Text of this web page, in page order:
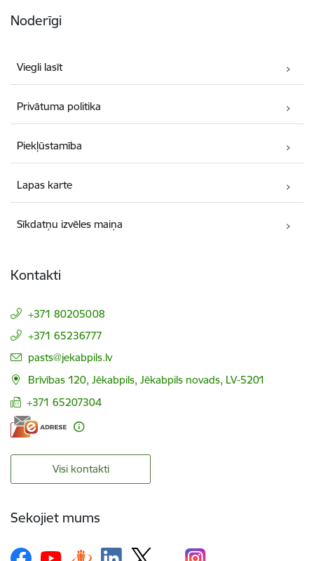
Noderīgi
Viegli lasīt
Privātuma politika
Piekļūstamība
Lapas karte
Sīkdatņu izvēles maiņa
Kontakti
+371 80205008
+371 65236777
E-pasts:
pasts@jekabpils.lv
Brīvības 120, Jēkabpils, Jēkabpils novads, LV-5201
+371 65207304
Visi kontakti
Sekojiet mums